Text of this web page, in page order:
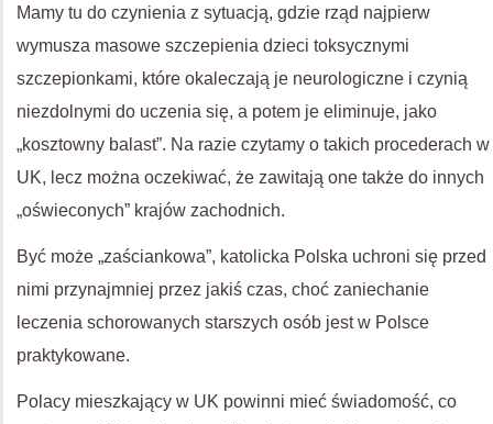
Mamy tu do czynienia z sytuacją, gdzie rząd najpierw
wymusza masowe szczepienia dzieci toksycznymi
szczepionkami, które okaleczają je neurologiczne i czynią
niezdolnymi do uczenia się, a potem je eliminuje, jako
„kosztowny balast”. Na razie czytamy o takich procederach w
UK, lecz można oczekiwać, że zawitają one także do innych
„oświeconych” krajów zachodnich.
Być może „zaściankowa”, katolicka Polska uchroni się przed
nimi przynajmniej przez jakiś czas, choć zaniechanie
leczenia schorowanych starszych osób jest w Polsce
praktykowane.
Polacy mieszkający w UK powinni mieć świadomość, co